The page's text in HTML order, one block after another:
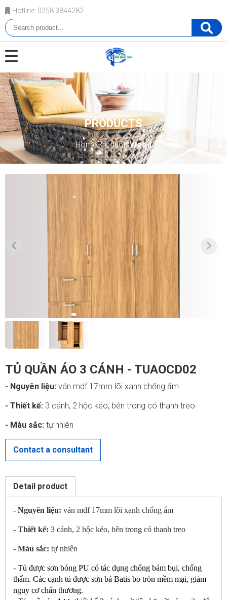
Hotline: 0258 3844282
PRODUCTS
HomeProductsWood
TỦ QUẦN ÁO 3 CÁNH - TUAOCD02
- Nguyên liệu: ván mdf 17mm lõi xanh chống ẩm
- Thiết kế: 3 cánh, 2 hộc kéo, bên trong có thanh treo
- Màu sắc: tự nhiên
Contact a consultant
CONTACT US
Detail product
- Nguyên liệu: ván mdf 17mm lõi xanh chống ẩm
- Thiết kế: 3 cánh, 2 hộc kéo, bên trong có thanh treo
- Màu sắc: tự nhiên
- Tủ được sơn bóng PU có tác dụng chống bám bụi, chống
thấm. Các cạnh tủ được sơn bả Batis bo tròn mềm mại, giảm
nguy cơ chấn thương.